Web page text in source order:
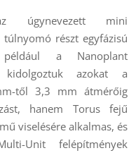
mini
részt egyfázisú
a Nanoplant
kidolgoztuk azokat a
től 3,3 mm átmérőig
hanem Torus fejű
viselésére alkalmas, és
Unit felépítmények